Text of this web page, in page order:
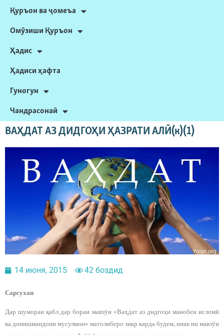
Қуръон ва ҷомеъа
Омӯзиши Қуръон
Ҳадис
Ҳадиси ҳафта
Гуногун
Чандрасонаӣ
ВАҲДАТ АЗ ДИДГОҲИ ҲАЗРАТИ АЛӢ(к)(1)
14 июня, 2015 42 боздид
Сарсухан
Дар шумораи қабл дар бораи мавзӯи «Ваҳдат аз дидгоҳи манобеи исломӣ
ва донишмандони мусулмон» матолиберо зикр карда будем, инак ин мавзӯи